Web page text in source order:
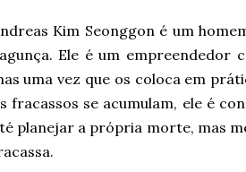
Kim Seonggon é um
Ele é um empreendedor
uma vez que os coloca em
fracassos se acumulam, ele é
planejar a própria morte, mas